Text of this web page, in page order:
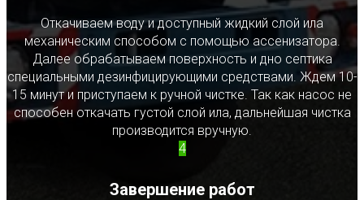
Откачиваем воду и доступный жидкий слой ила
механическим способом с помощью ассенизатора.
Далее обрабатываем поверхность и дно септика
специальными дезинфицирующими средствами. Ждем 10-
15 минут и приступаем к ручной чистке. Так как насос не
способен откачать густой слой ила, дальнейшая чистка
производится вручную.
4
Завершение работ